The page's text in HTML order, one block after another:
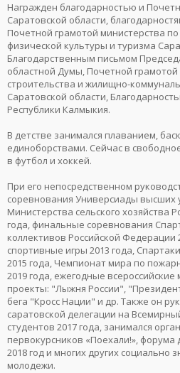
Награжден благодарностью и
Саратовской области,
Почетной грамотой министерства
физической культуры и туризма
Благодарственным письмом
областной Думы, Почетной грамотой
строительства и жилищно-
Саратовской области,
Республики Калмыкия.
В детстве занимался плаванием,
единоборствами. Сейчас в
в футбол и хоккей.
При его непосредственном
соревнования Универсиады высших
Министерства сельского хозяйства
года, финальные соревнования
коллективов Российской Федерации
спортивные игры 2013 года,
2015 года, Чемпионат мира по
2019 года, ежегодные
проекты: "Лыжня России",
бега "Кросс Нации" и др. Также он
саратовской делегации на
студентов 2017 года, занимался
первокурсников «Поехали!»,
2018 год и многих других социально
молодежи.